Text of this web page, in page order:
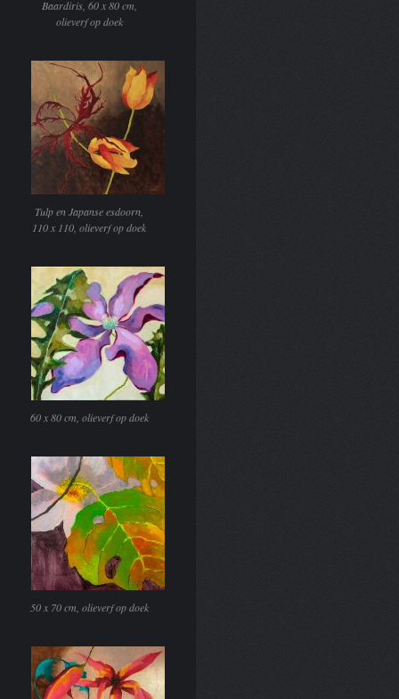
Baardiris, 60 x 80 cm,
olieverf op doek
Tulp en Japanse esdoorn,
110 x 110, olieverf op doek
60 x 80 cm, olieverf op doek
50 x 70 cm, olieverf op doek